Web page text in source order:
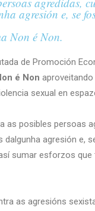
agresión e, se
Non é Non.
de Promoción
é Non
sexual en
as posibles persoas
agresión e,
sumar esforzos
as agresións